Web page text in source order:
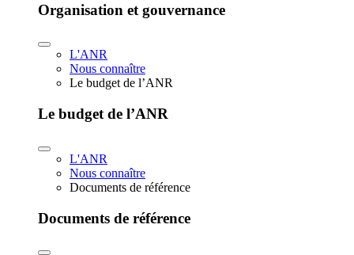
Organisation et gouvernance
L'ANR
Nous connaître
Le budget de l’ANR
Le budget de l’ANR
L'ANR
Nous connaître
Documents de référence
Documents de référence